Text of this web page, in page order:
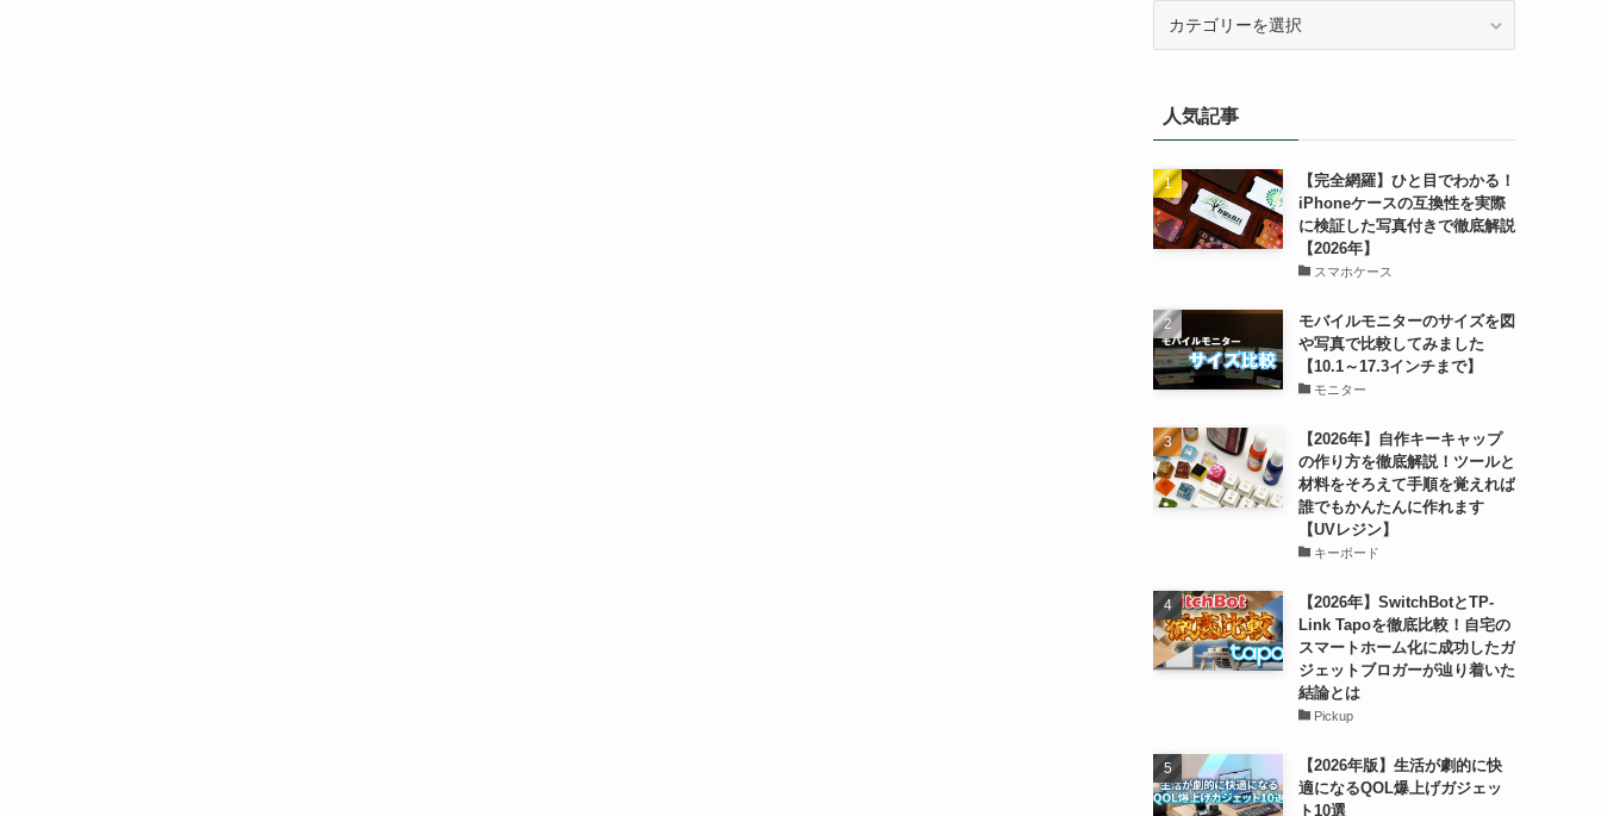
ー人気記事
【完全網羅】ひと目でわかる！
iPhoneケースの互換性を実際
に検証した写真付きで徹底解説
【2026年】
スマホケース
モバイルモニターのサイズを図
や写真で比較してみました
【10.1～17.3インチまで】
モニター
【2026年】自作キーキャップ
の作り方を徹底解説！ツールと
材料をそろえて手順を覚えれば
誰でもかんたんに作れます
【UVレジン】
キーボード
【2026年】SwitchBotとTP-
Link Tapoを徹底比較！自宅の
スマートホーム化に成功したガ
ジェットブロガーが辿り着いた
結論とは
Pickup
【2026年版】生活が劇的に快
適になるQOL爆上げガジェッ
ト10選